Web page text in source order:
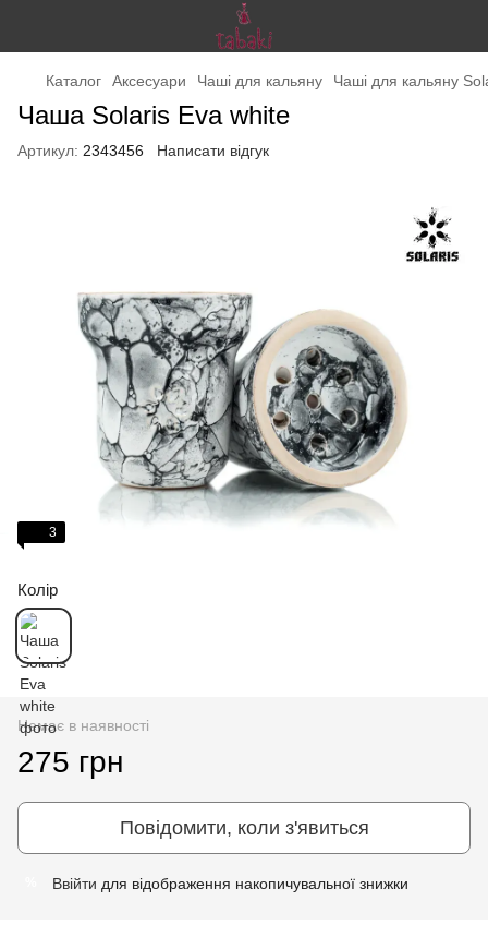
Каталог Аксесуари Чаші для кальяну Чаші для кальяну
Чаша Solaris Eva white
Артикул: 2343456 Написати відгук
3
Колір
Немає в наявності
275 грн
Повідомити, коли з'явиться
Ввійти для відображення накопичувальної знижки